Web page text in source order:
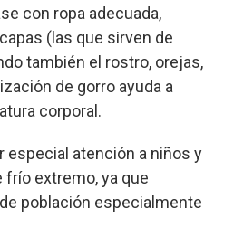
con ropa adecuada,
(las que sirven de
también el rostro, orejas,
de gorro ayuda a
corporal.
especial atención a niños y
frío extremo, ya que
población especialmente